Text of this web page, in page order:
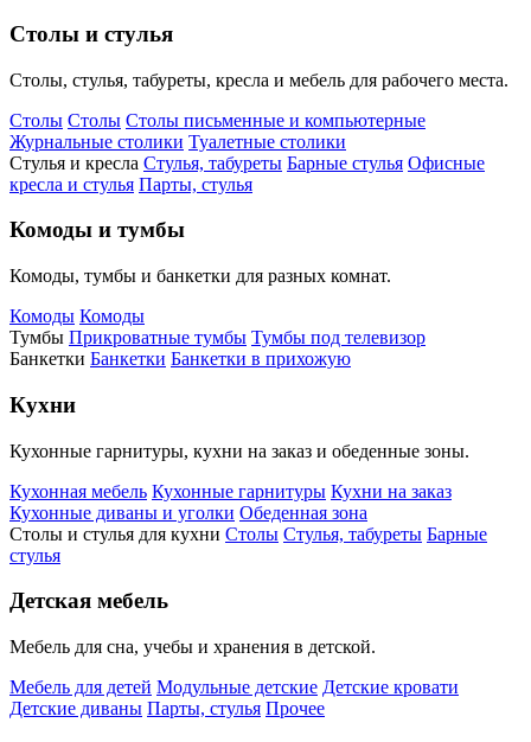
Столы и стулья
Столы, стулья, табуреты, кресла и мебель для рабочего места.
Столы Столы Столы письменные и компьютерные
Журнальные столики Туалетные столики
Стулья и кресла Стулья, табуреты Барные стулья Офисные
кресла и стулья Парты, стулья
Комоды и тумбы
Комоды, тумбы и банкетки для разных комнат.
Комоды Комоды
Тумбы Прикроватные тумбы Тумбы под телевизор
Банкетки Банкетки Банкетки в прихожую
Кухни
Кухонные гарнитуры, кухни на заказ и обеденные зоны.
Кухонная мебель Кухонные гарнитуры Кухни на заказ
Кухонные диваны и уголки Обеденная зона
Столы и стулья для кухни Столы Стулья, табуреты Барные
стулья
Детская мебель
Мебель для сна, учебы и хранения в детской.
Мебель для детей Модульные детские Детские кровати
Детские диваны Парты, стулья Прочее